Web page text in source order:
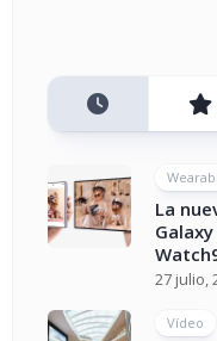
La
27 julio,
Vídeo